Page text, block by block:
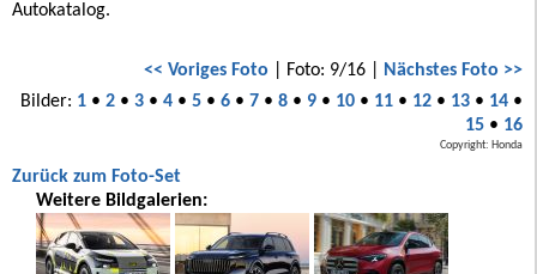
Autokatalog.
<< Voriges Foto | Foto: 9/16 | Nächstes Foto >>
Bilder: 1• 2• 3• 4• 5• 6• 7• 8• 9• 10• 11• 12• 13• 14•
15• 16
Copyright: Honda
Zurück zum Foto-Set
Weitere Bildgalerien: